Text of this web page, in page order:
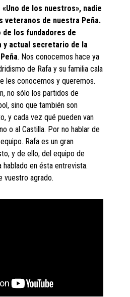
de los nuestros», nadie
veteranos de nuestra Peña.
de los fundadores de
y actual secretario de la
. Nos conocemos hace ya
de Rafa y su familia cala
les conocemos y queremos.
no sólo los partidos de
sino que también son
y cada vez qué pueden van
o al Castilla. Por no hablar de
Rafa es un gran
y de ello, del equipo de
hablado en ésta entrevista.
vuestro agrado.